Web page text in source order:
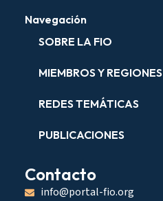
Navegación
SOBRE LA FIO
MIEMBROS Y REGIONES
REDES TEMÁTICAS
PUBLICACIONES
Contacto
info@portal-fio.org